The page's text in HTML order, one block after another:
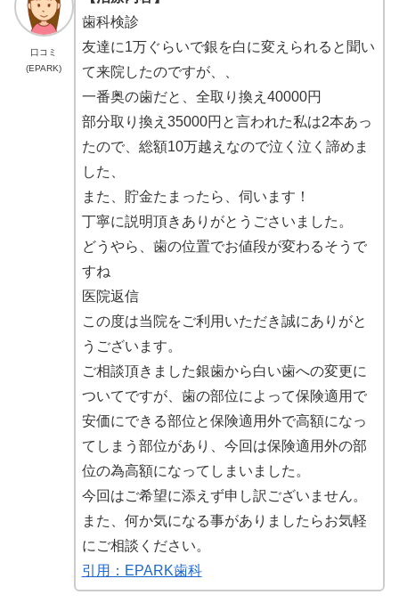
口コミ
(EPARK)
歯科検診
友達に1万ぐらいで銀を白に変えられると聞い
て来院したのですが、、
一番奥の歯だと、全取り換え40000円
部分取り換え35000円と言われた私は2本あっ
たので、総額10万越えなので泣く泣く諦めま
した、
また、貯金たまったら、伺います！
丁寧に説明頂きありがとうごさいました。
どうやら、歯の位置でお値段が変わるそうで
すね
医院返信
この度は当院をご利用いただき誠にありがと
うございます。
ご相談頂きました銀歯から白い歯への変更に
ついてですが、歯の部位によって保険適用で
安価にできる部位と保険適用外で高額になっ
てしまう部位があり、今回は保険適用外の部
位の為高額になってしまいました。
今回はご希望に添えず申し訳ございません。
また、何か気になる事がありましたらお気軽
にご相談ください。
引用：EPARK歯科